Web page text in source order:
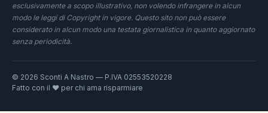
esclusivamente a scopo illustrativo, non volendo infrangere in alcun
modo le leggi di Copyright in vigore. Questo sito non può essere
considerato in alcun modo una testata giornalistica in quanto aggiornato
senza periodicità.
© 2026 Sconti A Nastro — P.IVA 02553520228
Fatto con il ❤️ per chi ama risparmiare